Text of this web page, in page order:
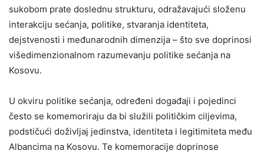
sukobom prate doslednu strukturu, odražavajući složenu
interakciju sećanja, politike, stvaranja identiteta,
dejstvenosti i međunarodnih dimenzija – što sve doprinosi
višedimenzionalnom razumevanju politike sećanja na
Kosovu.
U okviru politike sećanja, određeni događaji i pojedinci
često se komemoriraju da bi služili političkim ciljevima,
podstičući doživljaj jedinstva, identiteta i legitimiteta među
Albancima na Kosovu. Te komemoracije doprinose